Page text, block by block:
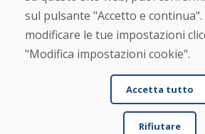
★★★★
sul pulsante "Accetto e continua".
modificare le tue impostazioni
"Modifica impostazioni cookie".
Accetta tutto
Rifiutare